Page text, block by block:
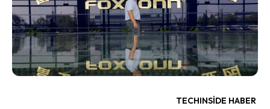
TECHINSIDE HABER